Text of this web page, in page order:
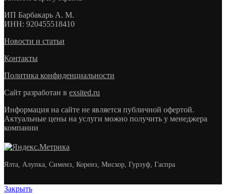
ИП Барбакарь А. М.
ИНН: 920455518410
Новости и статьи
Контакты
Политика конфиденциальности
Сайт разработан в exsited.ru
Информация на сайте не является публичной офертой.
Актуальные цены на услуги можно получить у менеджера
компании
Ялта, Алупка, Симеиз, Кореиз, Мисхор, Гурзуф, Гаспра
Закрыть